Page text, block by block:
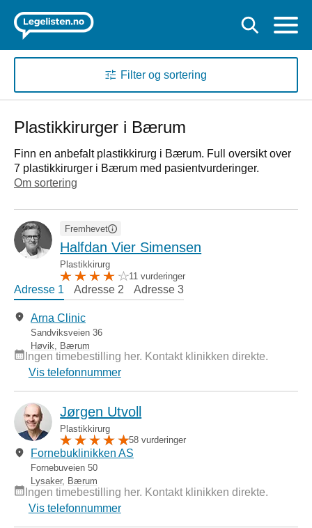
Filter og sortering
Plastikkirurger i Bærum
Finn en anbefalt plastikkirurg i Bærum. Full oversikt over
7 plastikkirurger i Bærum med pasientvurderinger.
Om sortering
Fremhevet
Halfdan Vier Simensen
Plastikkirurg
11 vurderinger
Adresse 1 Adresse 2 Adresse 3
Arna Clinic
Sandviksveien 36
Høvik
Bærum
Ingen timebestilling her. Kontakt klinikken direkte.
Vis telefonnummer
Jørgen Utvoll
Plastikkirurg
58 vurderinger
Fornebuklinikken AS
Fornebuveien 50
Lysaker, Bærum
Ingen timebestilling her. Kontakt klinikken direkte.
Vis telefonnummer